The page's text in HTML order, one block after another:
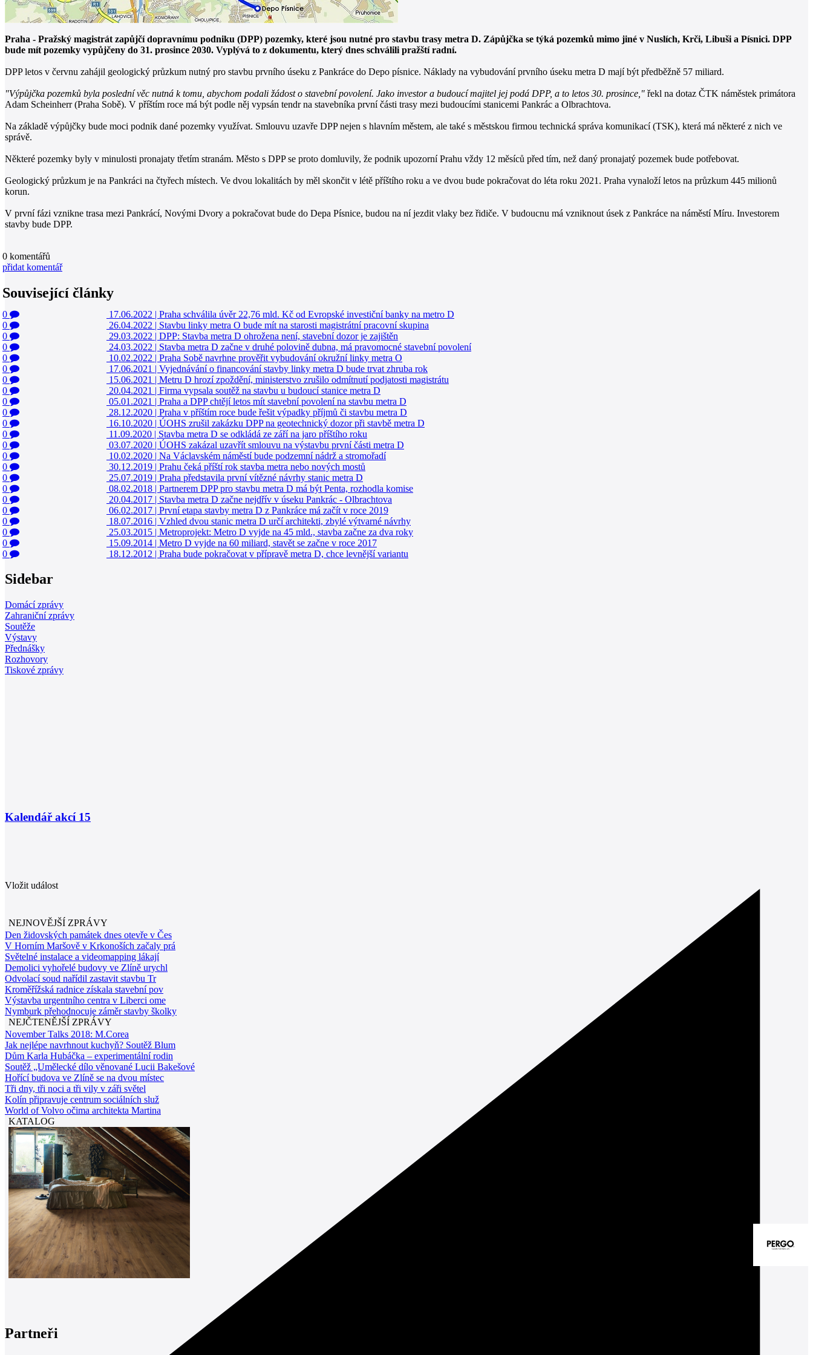
Praha - Pražský magistrát zapůjčí dopravnímu podniku (DPP) pozemky, které jsou nutné pro stavbu trasy metra D. Zápůjčka se týká pozemků mimo jiné v Nuslích, Krči, Libuši a Písnici. DPP
bude mít pozemky vypůjčeny do 31. prosince 2030. Vyplývá to z dokumentu, který dnes schválili pražští radní.
DPP letos v červnu zahájil geologický průzkum nutný pro stavbu prvního úseku z Pankráce do Depo písnice. Náklady na vybudování prvního úseku metra D mají být předběžně 57 miliard.
"Výpůjčka pozemků byla poslední věc nutná k tomu, abychom podali žádost o stavební povolení. Jako investor a budoucí majitel jej podá DPP, a to letos 30. prosince," řekl na dotaz ČTK náměstek primátora
Adam Scheinherr (Praha Sobě). V příštím roce má být podle něj vypsán tendr na stavebníka první části trasy mezi budoucími stanicemi Pankrác a Olbrachtova.
Na základě výpůjčky bude moci podnik dané pozemky využívat. Smlouvu uzavře DPP nejen s hlavním městem, ale také s městskou firmou technická správa komunikací (TSK), která má některé z nich ve
správě.
Některé pozemky byly v minulosti pronajaty třetím stranám. Město s DPP se proto domluvily, že podnik upozorní Prahu vždy 12 měsíců před tím, než daný pronajatý pozemek bude potřebovat.
Geologický průzkum je na Pankráci na čtyřech místech. Ve dvou lokalitách by měl skončit v létě příštího roku a ve dvou bude pokračovat do léta roku 2021. Praha vynaloží letos na průzkum 445 milionů
korun.
V první fázi vznikne trasa mezi Pankrácí, Novými Dvory a pokračovat bude do Depa Písnice, budou na ní jezdit vlaky bez řidiče. V budoucnu má vzniknout úsek z Pankráce na náměstí Míru. Investorem
stavby bude DPP.
0 komentářů
přidat komentář
Související články
0 17.06.2022 | Praha schválila úvěr 22,76 mld. Kč od Evropské investiční banky na metro D
0
26.04.2022 | Stavbu linky metra O bude mít na starosti magistrátní pracovní skupina
0
29.03.2022 | DPP: Stavba metra D ohrožena není, stavební dozor je zajištěn
0
24.03.2022 | Stavba metra D začne v druhé polovině dubna, má pravomocné stavební povolení
0
10.02.2022 | Praha Sobě navrhne prověřit vybudování okružní linky metra O
0
17.06.2021 | Vyjednávání o financování stavby linky metra D bude trvat zhruba rok
0
15.06.2021 | Metru D hrozí zpoždění, ministerstvo zrušilo odmítnutí podjatosti magistrátu
0
20.04.2021 | Firma vypsala soutěž na stavbu u budoucí stanice metra D
0
05.01.2021 | Praha a DPP chtějí letos mít stavební povolení na stavbu metra D
0
28.12.2020 | Praha v příštím roce bude řešit výpadky příjmů či stavbu metra D
0
16.10.2020 | ÚOHS zrušil zakázku DPP na geotechnický dozor při stavbě metra D
0
11.09.2020 | Stavba metra D se odkládá ze září na jaro příštího roku
0
03.07.2020 | ÚOHS zakázal uzavřít smlouvu na výstavbu první části metra D
0
10.02.2020 | Na Václavském náměstí bude podzemní nádrž a stromořadí
0
30.12.2019 | Prahu čeká příští rok stavba metra nebo nových mostů
0
25.07.2019 | Praha představila první vítězné návrhy stanic metra D
0
08.02.2018 | Partnerem DPP pro stavbu metra D má být Penta, rozhodla komise
0
20.04.2017 | Stavba metra D začne nejdřív v úseku Pankrác - Olbrachtova
0
06.02.2017 | První etapa stavby metra D z Pankráce má začít v roce 2019
0
18.07.2016 | Vzhled dvou stanic metra D určí architekti, zbylé výtvarné návrhy
0
25.03.2015 | Metroprojekt: Metro D vyjde na 45 mld., stavba začne za dva roky
0
15.09.2014 | Metro D vyjde na 60 miliard, stavět se začne v roce 2017
0
18.12.2012 | Praha bude pokračovat v přípravě metra D, chce levnější variantu
Sidebar
Domácí zprávy
Zahraniční zprávy
Soutěže
Výstavy
Přednášky
Rozhovory
Tiskové zprávy
Kalendář akcí 15
Vložit událost
NEJNOVĚJŠÍ ZPRÁVY
Den židovských památek dnes otevře v Čes
V Horním Maršově v Krkonoších začaly prá
Světelné instalace a videomapping lákají
Demolici vyhořelé budovy ve Zlíně urychl
Odvolací soud nařídil zastavit stavbu Tr
Kroměřížská radnice získala stavební pov
Výstavba urgentního centra v Liberci ome
Nymburk přehodnocuje záměr stavby školky
NEJČTENĚJŠÍ ZPRÁVY
November Talks 2018: M.Corea
Jak nejlépe navrhnout kuchyň? Soutěž Blum
Dům Karla Hubáčka – experimentální rodin
Soutěž „Umělecké dílo věnované Lucii Bakešové
Hořící budova ve Zlíně se na dvou místec
Tři dny, tři noci a tři vily v záři světel
Kolín připravuje centrum sociálních služ
World of Volvo očima architekta Martina
KATALOG
Partneři